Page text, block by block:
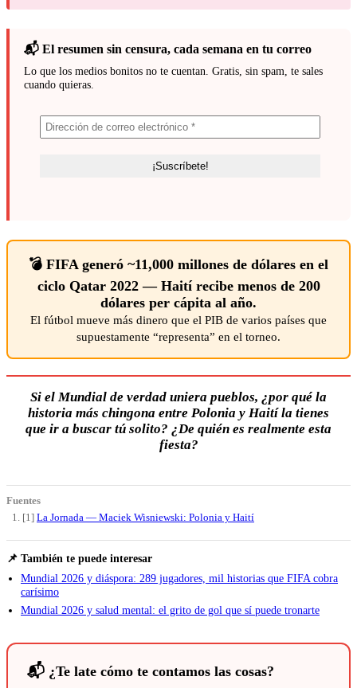
📬 El resumen sin censura, cada semana en tu correo
Lo que los medios bonitos no te cuentan. Gratis, sin spam, te sales
cuando quieras.
💣 FIFA generó ~11,000 millones de dólares en el
ciclo Qatar 2022 — Haití recibe menos de 200
dólares per cápita al año.
El fútbol mueve más dinero que el PIB de varios países que
supuestamente “representa” en el torneo.
Si el Mundial de verdad uniera pueblos, ¿por qué la
historia más chingona entre Polonia y Haití la tienes
que ir a buscar tú solito? ¿De quién es realmente esta
fiesta?
Fuentes
[1] La Jornada — Maciek Wisniewski: Polonia y Haití
📌 También te puede interesar
Mundial 2026 y diáspora: 289 jugadores, mil historias que FIFA cobra
carísimo
Mundial 2026 y salud mental: el grito de gol que sí puede tronarte
📬 ¿Te late cómo te contamos las cosas?